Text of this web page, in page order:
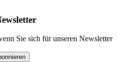
Sie sich für unseren Newsletter